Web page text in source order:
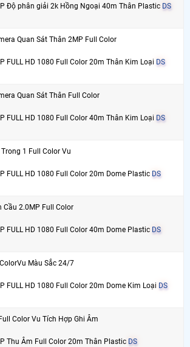
Độ phân giải 2k Hồng Ngoại 40m Thân Plastic DS
Quan Sát Thân 2MP Full Color
FULL HD 1080 Full Color 20m Thân Kim Loại DS
Quan Sát Thân Full Color
FULL HD 1080 Full Color 40m Thân Kim Loại DS
Trong 1 Full Color Vu
FULL HD 1080 Full Color 20m Dome Plastic DS
Cầu 2.0MP Full Color
FULL HD 1080 Full Color 40m Dome Plastic DS
Màu Sắc 24/7
FULL HD 1080 Full Color 20m Dome Kim Loại DS
Color Vu Tích Hợp Ghi Âm
Thu Âm Full Color 20m Thân Plastic DS